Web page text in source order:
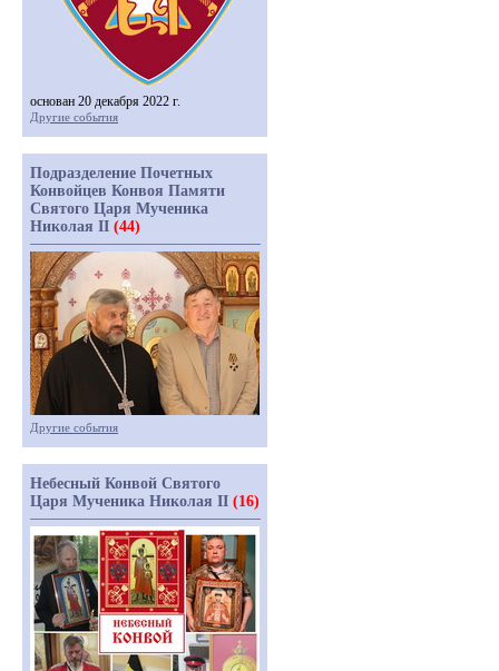
основан 20 декабря 2022 г.
Другие события
Подразделение Почетных
Конвойцев Конвоя Памяти
Святого Царя Мученика
Николая II (44)
Другие события
Небесный Конвой Святого
Царя Мученика Николая II (16)